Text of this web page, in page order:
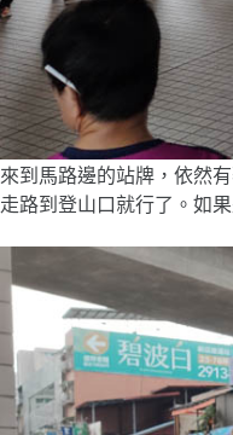
來到馬路邊的站牌，依然
走路到登山口就行了。如